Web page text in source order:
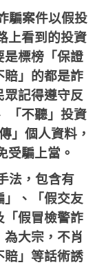
騙案件以假投
上看到的投資
是標榜「保證
賠」的都是詐
眾記得遵守反
「不聽」投資
傳」個人資料，
受騙上當。
法，包含有
」、「假交友
「假冒檢警詐
大宗，不肖
賠」等話術誘